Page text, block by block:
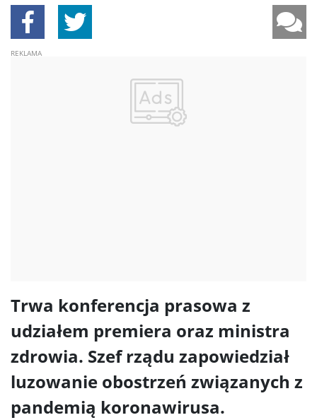
Trwa konferencja prasowa z
udziałem premiera oraz ministra
zdrowia. Szef rządu zapowiedział
luzowanie obostrzeń związanych z
pandemią koronawirusa.